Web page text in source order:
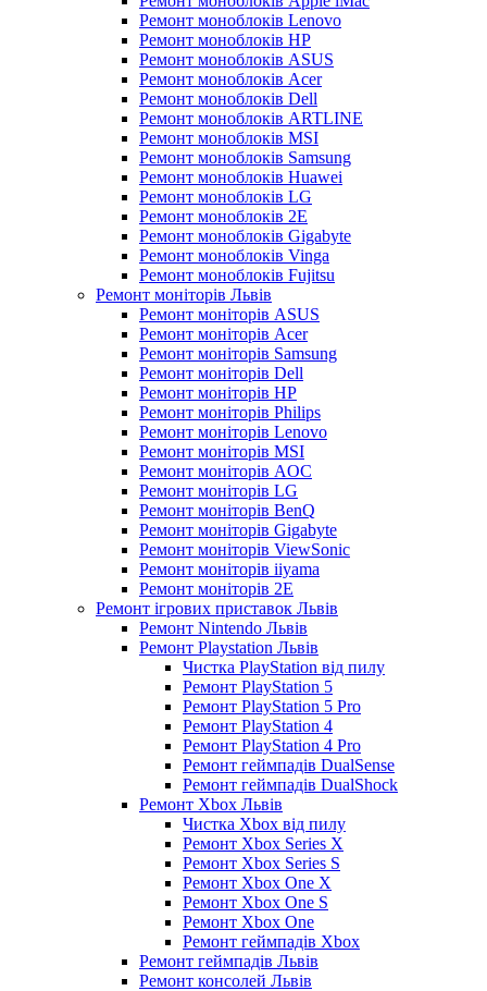
Ремонт моноблоків Lenovo
Ремонт моноблоків HP
Ремонт моноблоків ASUS
Ремонт моноблоків Acer
Ремонт моноблоків Dell
Ремонт моноблоків ARTLINE
Ремонт моноблоків MSI
Ремонт моноблоків Samsung
Ремонт моноблоків Huawei
Ремонт моноблоків LG
Ремонт моноблоків 2E
Ремонт моноблоків Gigabyte
Ремонт моноблоків Vinga
Ремонт моноблоків Fujitsu
Ремонт моніторів Львів
Ремонт моніторів ASUS
Ремонт моніторів Acer
Ремонт моніторів Samsung
Ремонт моніторів Dell
Ремонт моніторів HP
Ремонт моніторів Philips
Ремонт моніторів Lenovo
Ремонт моніторів MSI
Ремонт моніторів AOC
Ремонт моніторів LG
Ремонт моніторів BenQ
Ремонт моніторів Gigabyte
Ремонт моніторів ViewSonic
Ремонт моніторів iiyama
Ремонт моніторів 2E
Ремонт ігрових приставок Львів
Ремонт Nintendo Львів
Ремонт Playstation Львів
Чистка PlayStation від пилу
Ремонт PlayStation 5
Ремонт PlayStation 5 Pro
Ремонт PlayStation 4
Ремонт PlayStation 4 Pro
Ремонт геймпадів DualSense
Ремонт геймпадів DualShock
Ремонт Xbox Львів
Чистка Xbox від пилу
Ремонт Xbox Series X
Ремонт Xbox Series S
Ремонт Xbox One X
Ремонт Xbox One S
Ремонт Xbox One
Ремонт геймпадів Xbox
Ремонт геймпадів Львів
Ремонт консолей Львів